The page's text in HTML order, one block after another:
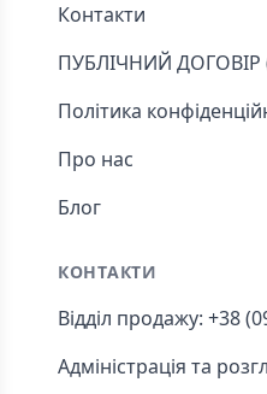
Контакти
ПУБЛІЧНИЙ ДОГОВІР
Політика
Про нас
Блог
КОНТАКТИ
Відділ продажу: +38
Адміністрація та